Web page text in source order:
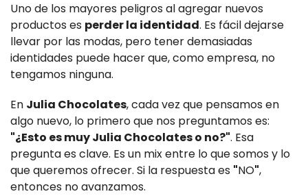
Uno de los mayores peligros al agregar nuevos
productos es perder la identidad. Es fácil dejarse
llevar por las modas, pero tener demasiadas
identidades puede hacer que, como empresa, no
tengamos ninguna.
En Julia Chocolates, cada vez que pensamos en
algo nuevo, lo primero que nos preguntamos es:
"¿Esto es muy Julia Chocolates o no?". Esa
pregunta es clave. Es un mix entre lo que somos y lo
que queremos ofrecer. Si la respuesta es "NO",
entonces no avanzamos.